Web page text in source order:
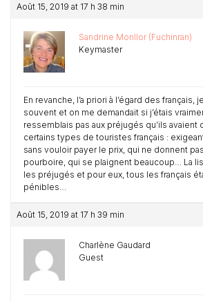
Août 15, 2019 at 17 h 38 min
Sandrine Monllor (Fuchinran)
Keymaster
En revanche, l’a priori à l’égard des français,
souvent et on me demandait si j’étais
ressemblais pas aux préjugés qu’ils avaient
certains types de touristes français :
sans vouloir payer le prix, qui ne donnent
pourboire, qui se plaignent beaucoup… La
les préjugés et pour eux, tous les français
pénibles…
Août 15, 2019 at 17 h 39 min
Charlène Gaudard
Guest